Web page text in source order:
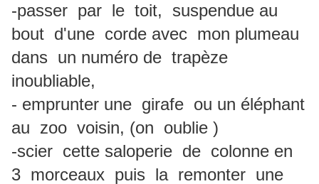
-passer par le toit, suspendue au
bout d'une corde avec mon plumeau
dans un numéro de trapèze
inoubliable,
- emprunter une girafe ou un éléphant
au zoo voisin, (on oublie )
-scier cette saloperie de colonne en
3 morceaux puis la remonter une